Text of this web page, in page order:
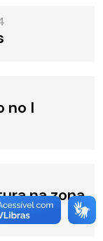
no I
na zona